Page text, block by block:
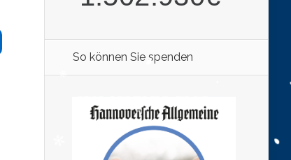
So können Sie spenden